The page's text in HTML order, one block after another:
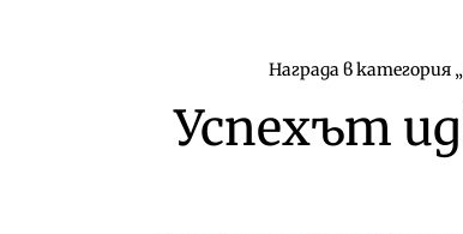
Успехът
Награда в